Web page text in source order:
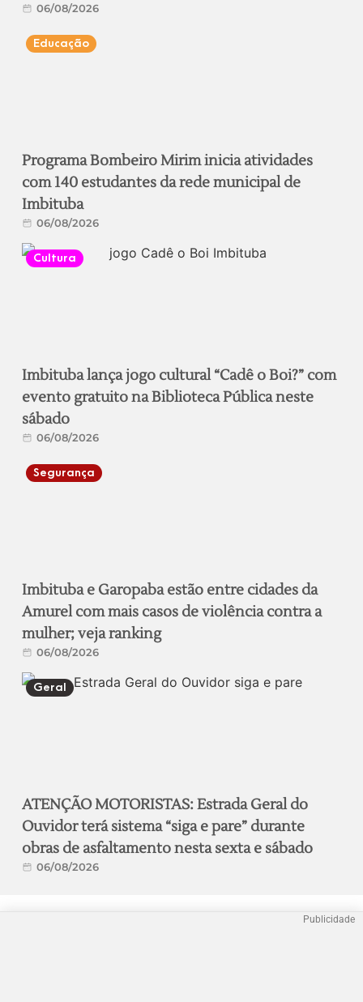
06/08/2026
Educação
Programa Bombeiro Mirim inicia atividades
com 140 estudantes da rede municipal de
Imbituba
06/08/2026
Cultura
Imbituba lança jogo cultural “Cadê o Boi?” com
evento gratuito na Biblioteca Pública neste
sábado
06/08/2026
Segurança
Imbituba e Garopaba estão entre cidades da
Amurel com mais casos de violência contra a
mulher; veja ranking
06/08/2026
Geral
ATENÇÃO MOTORISTAS: Estrada Geral do
Ouvidor terá sistema “siga e pare” durante
obras de asfaltamento nesta sexta e sábado
06/08/2026
Publicidade